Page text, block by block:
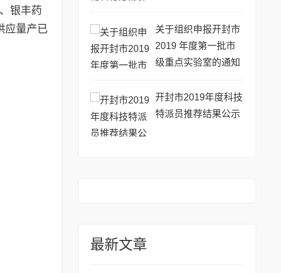
银丰药
应量产已
关于组织申报开封市
2019 年度第一批市
级重点实验室的通知
开封市2019年度科技
特派员推荐结果公示
最新文章